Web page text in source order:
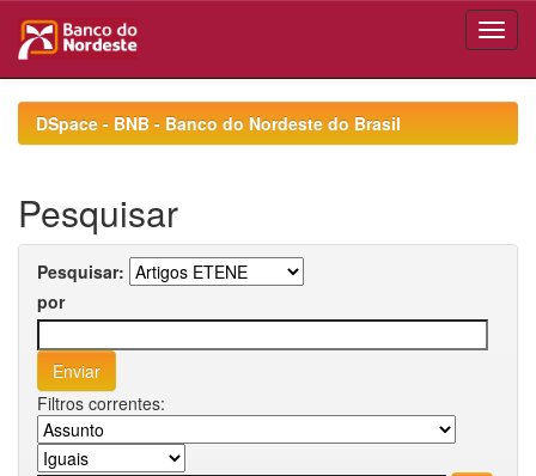
navigationDSpace - BNB - Banco do Nordeste do Brasil
Pesquisar
Pesquisar:
por
Filtros correntes: